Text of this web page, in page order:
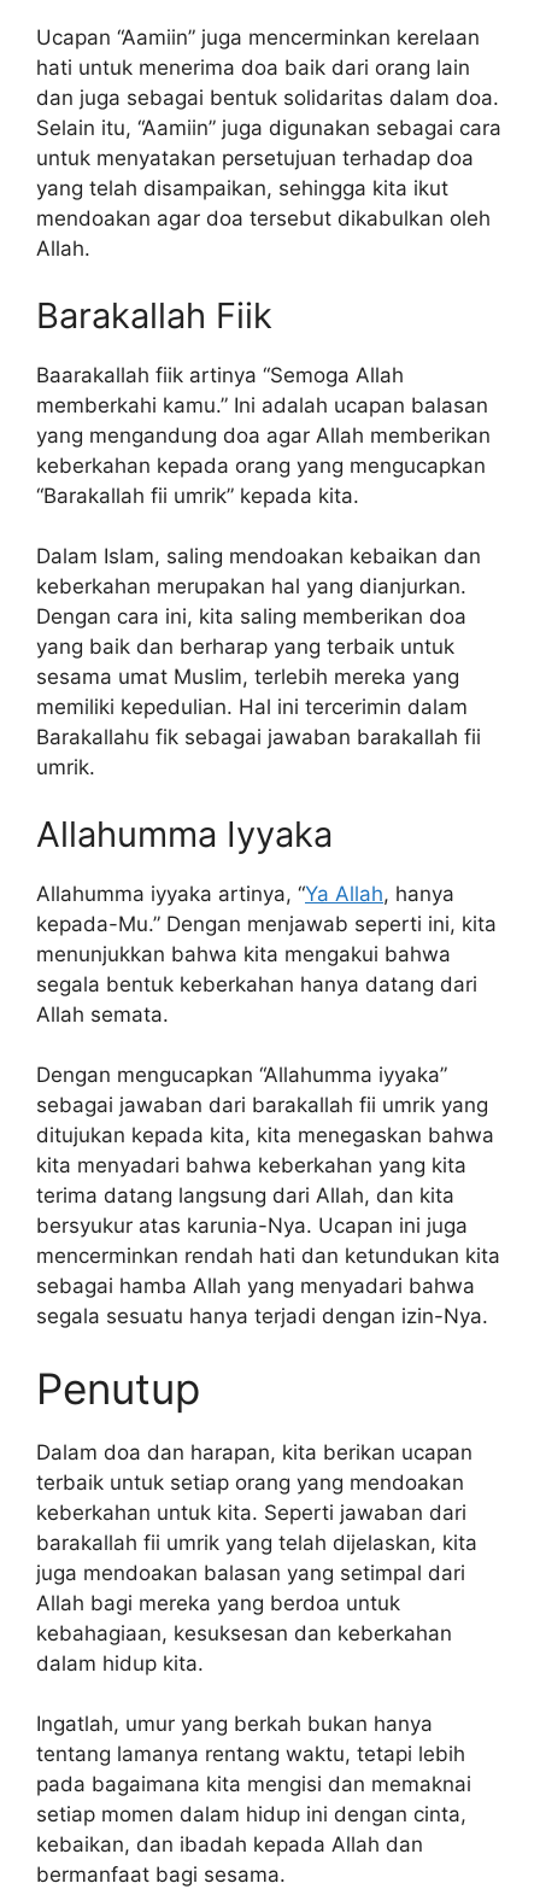
Ucapan “Aamiin” juga mencerminkan kerelaan
hati untuk menerima doa baik dari orang lain
dan juga sebagai bentuk solidaritas dalam doa.
Selain itu, “Aamiin” juga digunakan sebagai cara
untuk menyatakan persetujuan terhadap doa
yang telah disampaikan, sehingga kita ikut
mendoakan agar doa tersebut dikabulkan oleh
Allah.
Barakallah Fiik
Baarakallah fiik artinya “Semoga Allah
memberkahi kamu.” Ini adalah ucapan balasan
yang mengandung doa agar Allah memberikan
keberkahan kepada orang yang mengucapkan
“Barakallah fii umrik” kepada kita.
Dalam Islam, saling mendoakan kebaikan dan
keberkahan merupakan hal yang dianjurkan.
Dengan cara ini, kita saling memberikan doa
yang baik dan berharap yang terbaik untuk
sesama umat Muslim, terlebih mereka yang
memiliki kepedulian. Hal ini tercerimin dalam
Barakallahu fik sebagai jawaban barakallah fii
umrik.
Allahumma Iyyaka
Allahumma iyyaka artinya, “Ya Allah, hanya
kepada-Mu.” Dengan menjawab seperti ini, kita
menunjukkan bahwa kita mengakui bahwa
segala bentuk keberkahan hanya datang dari
Allah semata.
Dengan mengucapkan “Allahumma iyyaka”
sebagai jawaban dari barakallah fii umrik yang
ditujukan kepada kita, kita menegaskan bahwa
kita menyadari bahwa keberkahan yang kita
terima datang langsung dari Allah, dan kita
bersyukur atas karunia-Nya. Ucapan ini juga
mencerminkan rendah hati dan ketundukan kita
sebagai hamba Allah yang menyadari bahwa
segala sesuatu hanya terjadi dengan izin-Nya.
Penutup
Dalam doa dan harapan, kita berikan ucapan
terbaik untuk setiap orang yang mendoakan
keberkahan untuk kita. Seperti jawaban dari
barakallah fii umrik yang telah dijelaskan, kita
juga mendoakan balasan yang setimpal dari
Allah bagi mereka yang berdoa untuk
kebahagiaan, kesuksesan dan keberkahan
dalam hidup kita.
Ingatlah, umur yang berkah bukan hanya
tentang lamanya rentang waktu, tetapi lebih
pada bagaimana kita mengisi dan memaknai
setiap momen dalam hidup ini dengan cinta,
kebaikan, dan ibadah kepada Allah dan
bermanfaat bagi sesama.